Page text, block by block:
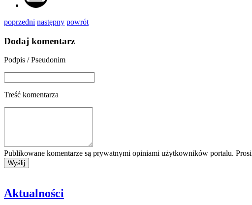
poprzedni następny powrót
Dodaj komentarz
Podpis / Pseudonim
Treść komentarza
Publikowane komentarze są prywatnymi opiniami użytkowników portalu.
Aktualności